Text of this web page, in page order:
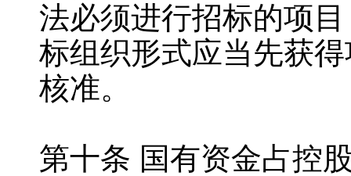
法必须进行招标的项
标组织形式应当先获
核准。
第十条 国有资金占控